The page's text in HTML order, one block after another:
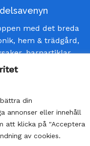
din
annonser eller innehåll
att klicka på "Acceptera
av cookies.
med det breda
hem & trädgård,
barnartiklar
och till bästa
ge våra kunder
ett paket från oss.